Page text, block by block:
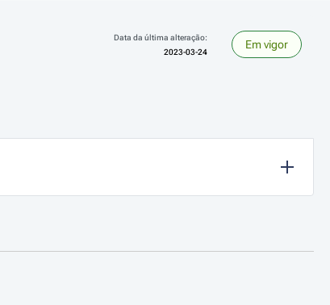
Data da última alteração:
2023-03-24
Em vigor